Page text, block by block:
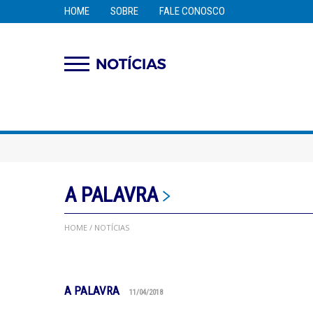
HOME SOBRE FALE CONOSCO
A PALAVRA
HOME / NOTÍCIAS
A PALAVRA 11/04/2018